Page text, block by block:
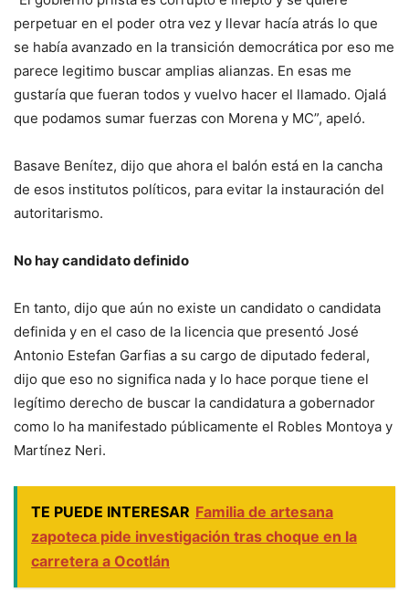
perpetuar en el poder otra vez y llevar hacía atrás lo que
se había avanzado en la transición democrática por eso me
parece legitimo buscar amplias alianzas. En esas me
gustaría que fueran todos y vuelvo hacer el llamado. Ojalá
que podamos sumar fuerzas con Morena y MC”, apeló.
Basave Benítez, dijo que ahora el balón está en la cancha
de esos institutos políticos, para evitar la instauración del
autoritarismo.
No hay candidato definido
En tanto, dijo que aún no existe un candidato o candidata
definida y en el caso de la licencia que presentó José
Antonio Estefan Garfias a su cargo de diputado federal,
dijo que eso no significa nada y lo hace porque tiene el
legítimo derecho de buscar la candidatura a gobernador
como lo ha manifestado públicamente el Robles Montoya y
Martínez Neri.
TE PUEDE INTERESAR Familia de artesana
zapoteca pide investigación tras choque en la
carretera a Ocotlán